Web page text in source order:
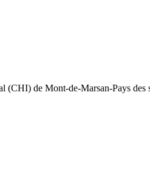
(CHI) de Mont-de-Marsan-Pays